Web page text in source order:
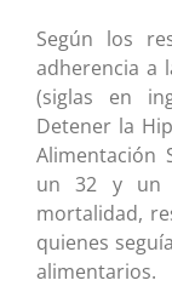
Según los
adherencia a
(siglas en
Detener la
Alimentación
un 32 y un
mortalidad,
quienes
alimentarios.